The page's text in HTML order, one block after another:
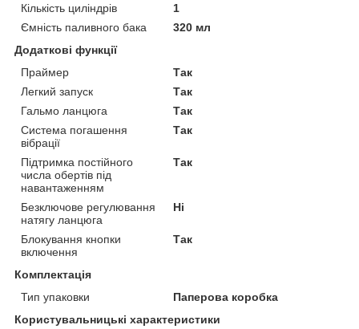
Кількість циліндрів
1
Ємність паливного бака
320 мл
Додаткові функції
Праймер
Так
Легкий запуск
Так
Гальмо ланцюга
Так
Система погашення
вібрації
Так
Підтримка постійного
числа обертів під
навантаженням
Так
Безключове регулювання
натягу ланцюга
Ні
Блокування кнопки
включення
Так
Комплектація
Тип упаковки
Паперова коробка
Користувальницькі характеристики